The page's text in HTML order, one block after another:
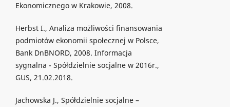
Ekonomicznego w Krakowie, 2008.
Herbst I., Analiza możliwości finansowania
podmiotów ekonomii społecznej w Polsce,
Bank DnBNORD, 2008. Informacja
sygnalna - Spółdzielnie socjalne w 2016r.,
GUS, 21.02.2018.
Jachowska J., Spółdzielnie socjalne –